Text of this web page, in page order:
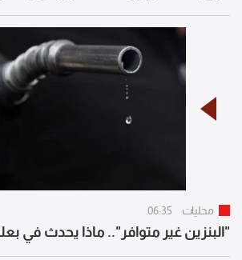
محليات 06:35
"البنزين غير متوافر".. ماذا يحدث في